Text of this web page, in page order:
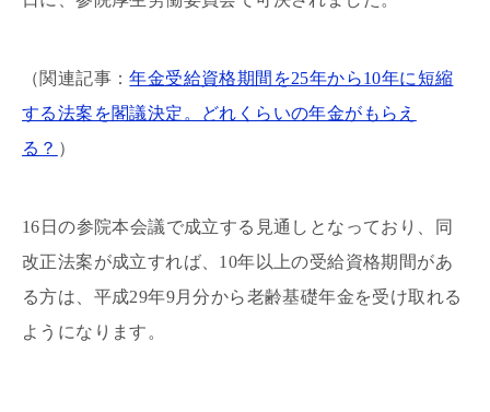
（関連記事：年金受給資格期間を25年から10年に短縮
する法案を閣議決定。どれくらいの年金がもらえ
る？ ）
16日の参院本会議で成立する見通しとなっており、同
改正法案が成立すれば、10年以上の受給資格期間があ
る方は、平成29年9月分から老齢基礎年金を受け取れる
ようになります。